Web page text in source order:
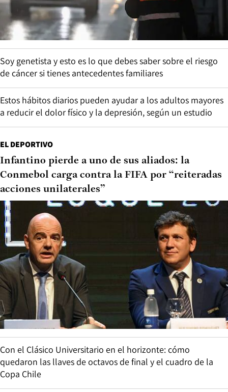
Soy genetista y esto es lo que debes saber sobre el riesgo
de cáncer si tienes antecedentes familiares
Estos hábitos diarios pueden ayudar a los adultos mayores
a reducir el dolor físico y la depresión, según un estudio
EL DEPORTIVO
Infantino pierde a uno de sus aliados: la
Conmebol carga contra la FIFA por “reiteradas
acciones unilaterales”
Con el Clásico Universitario en el horizonte: cómo
quedaron las llaves de octavos de final y el cuadro de la
Copa Chile